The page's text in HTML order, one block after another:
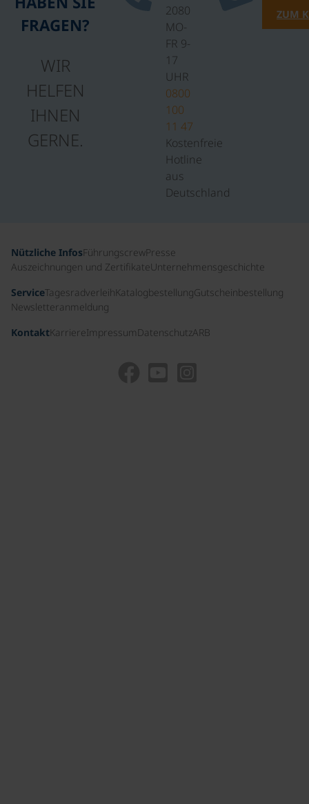
FRAGEN?
WIR
HELFEN
IHNEN
GERNE.
2080
MO-
FR 9-
17
UHR
0800
100
11 47
Kostenfreie
Hotline
aus
Deutschland
ZUM
Nützliche InfosFührungscrewPresse
Auszeichnungen und ZertifikateUnternehmensgeschichte
ServiceTagesradverleihKatalogbestellungGutscheinbestellung
Newsletteranmeldung
KontaktKarriereImpressum DatenschutzARB